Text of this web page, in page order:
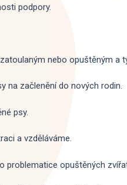
podpory.
nebo opuštěným a
na začlenění do nových rodin.
psy.
a vzděláváme.
problematice opuštěných